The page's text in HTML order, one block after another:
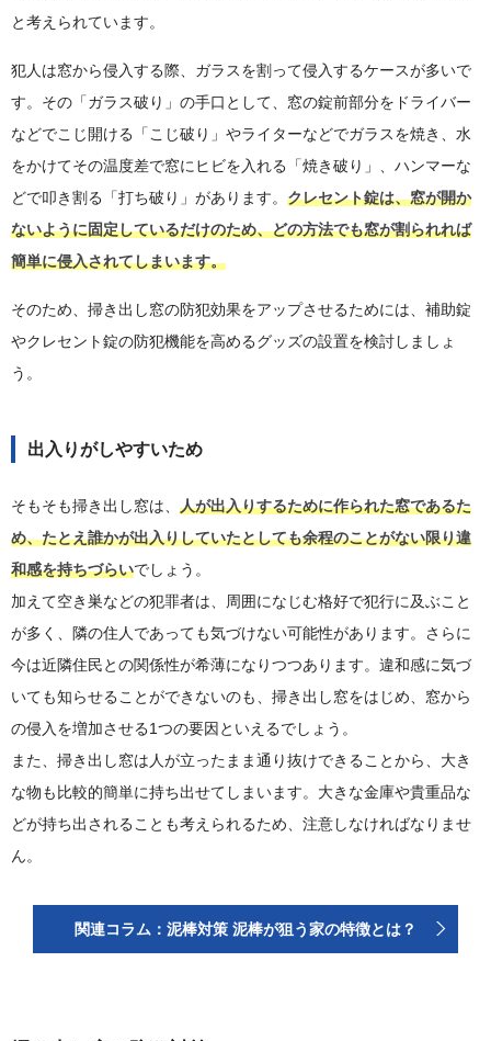
と考えられています。
犯人は窓から侵入する際、ガラスを割って侵入するケースが多いで
す。その「ガラス破り」の手口として、窓の錠前部分をドライバー
などでこじ開ける「こじ破り」やライターなどでガラスを焼き、水
をかけてその温度差で窓にヒビを入れる「焼き破り」、ハンマーな
どで叩き割る「打ち破り」があります。 クレセント錠は、窓が開か
ないように固定しているだけのため、どの方法でも窓が割られれば
簡単に侵入されてしまいます。
そのため、掃き出し窓の防犯効果をアップさせるためには、補助錠
やクレセント錠の防犯機能を高めるグッズの設置を検討しましょ
う。
出入りがしやすいため
そもそも掃き出し窓は、 人が出入りするために作られた窓であるた
め、たとえ誰かが出入りしていたとしても余程のことがない限り違
和感を持ちづらいでしょう。
加えて空き巣などの犯罪者は、周囲になじむ格好で犯行に及ぶこと
が多く、隣の住人であっても気づけない可能性があります。さらに
今は近隣住民との関係性が希薄になりつつあります。違和感に気づ
いても知らせることができないのも、掃き出し窓をはじめ、窓から
の侵入を増加させる1つの要因といえるでしょう。
また、掃き出し窓は人が立ったまま通り抜けできることから、大き
な物も比較的簡単に持ち出せてしまいます。大きな金庫や貴重品な
どが持ち出されることも考えられるため、注意しなければなりませ
ん。
関連コラム：泥棒対策 泥棒が狙う家の特徴とは？